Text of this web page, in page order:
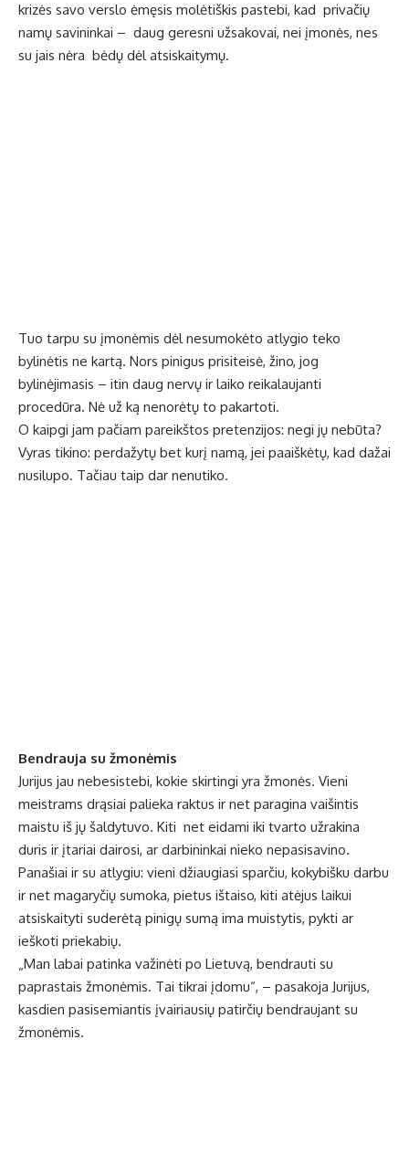
krizės savo verslo ėmęsis molėtiškis pastebi, kad privačių
namų savininkai – daug geresni užsakovai, nei įmonės, nes
su jais nėra bėdų dėl atsiskaitymų.
Tuo tarpu su įmonėmis dėl nesumokėto atlygio teko
bylinėtis ne kartą. Nors pinigus prisiteisė, žino, jog
bylinėjimasis – itin daug nervų ir laiko reikalaujanti
procedūra. Nė už ką nenorėtų to pakartoti.
O kaipgi jam pačiam pareikštos pretenzijos: negi jų nebūta?
Vyras tikino: perdažytų bet kurį namą, jei paaiškėtų, kad dažai
nusilupo. Tačiau taip dar nenutiko.
Bendrauja su žmonėmis
Jurijus jau nebesistebi, kokie skirtingi yra žmonės. Vieni
meistrams drąsiai palieka raktus ir net paragina vaišintis
maistu iš jų šaldytuvo. Kiti net eidami iki tvarto užrakina
duris ir įtariai dairosi, ar darbininkai nieko nepasisavino.
Panašiai ir su atlygiu: vieni džiaugiasi sparčiu, kokybišku darbu
ir net magaryčių sumoka, pietus ištaiso, kiti atėjus laikui
atsiskaityti suderėtą pinigų sumą ima muistytis, pykti ar
ieškoti priekabių.
„Man labai patinka važinėti po Lietuvą, bendrauti su
paprastais žmonėmis. Tai tikrai įdomu“, – pasakoja Jurijus,
kasdien pasisemiantis įvairiausių patirčių bendraujant su
žmonėmis.